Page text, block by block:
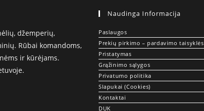
džemperių,
Rūbai komandoms,
ir kūrėjams.
Naudinga Informacija
Paslaugos
Prekių pirkimo – pardavimo taisyklės
Pristatymas
Grąžinimo sąlygos
Privatumo politika
Slapukai (Cookies)
Kontaktai
DUK